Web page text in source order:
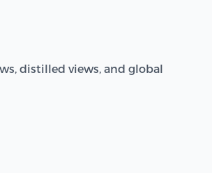
distilled views, and global